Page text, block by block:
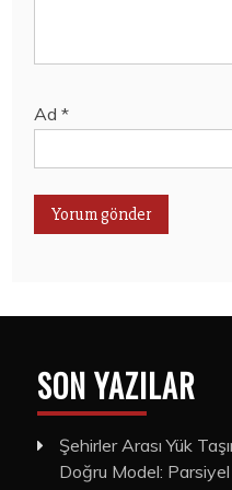
Ad *
SON YAZILAR
Şehirler Arası Yük
Doğru Model: Parsiyel